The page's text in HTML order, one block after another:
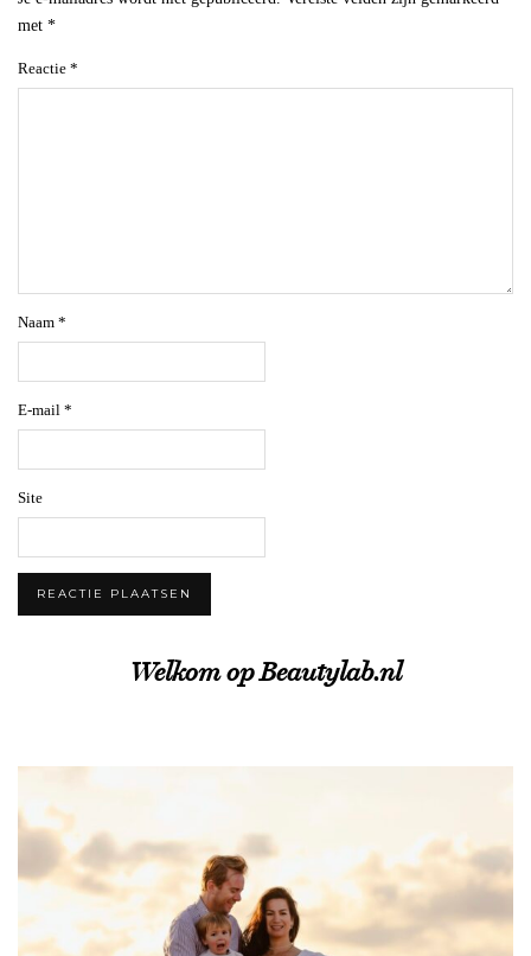
met *
Reactie *
Naam *
E-mail *
Site
Welkom op Beautylab.nl